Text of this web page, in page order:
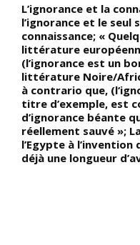
L’ignorance et la
l’ignorance et le seul
connaissance; «
littérature
(l’ignorance est un
littérature Noire/
à contrario que,
titre d’exemple, est
d’ignorance béante
réellement sauvé »;
l’Egypte à l’invention
déjà une longueur